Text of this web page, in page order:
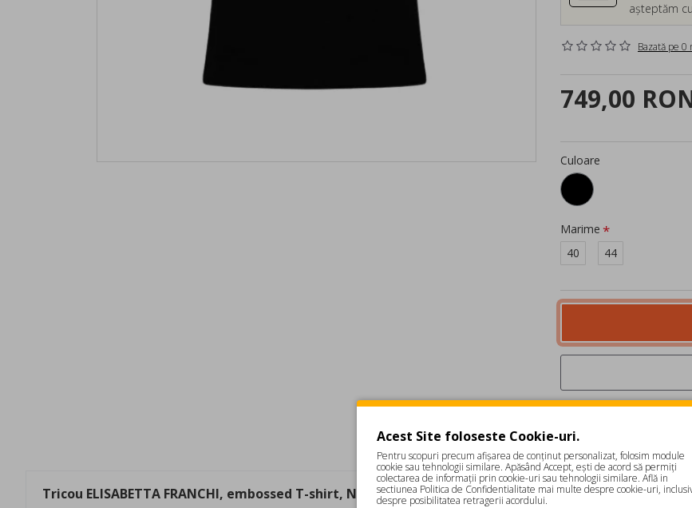
așteptăm
Bazată pe 0
749,00
Culoare
Marime
40
44
DESCRIERE REVIEW-URI
Tricou ELISABETTA FRANCHI, embossed T-shirt, Negru MA68P61E2110
Acest Site foloseste Cookie-uri.
Pentru scopuri precum afișarea de conținut personalizat, folosim module
cookie sau tehnologii similare. Apăsând Accept, ești de acord să permiți
colectarea de informații prin cookie-uri sau tehnologii similare. Află in
sectiunea Politica de Confidentialitate mai multe despre cookie-uri,
despre posibilitatea retragerii acordului.